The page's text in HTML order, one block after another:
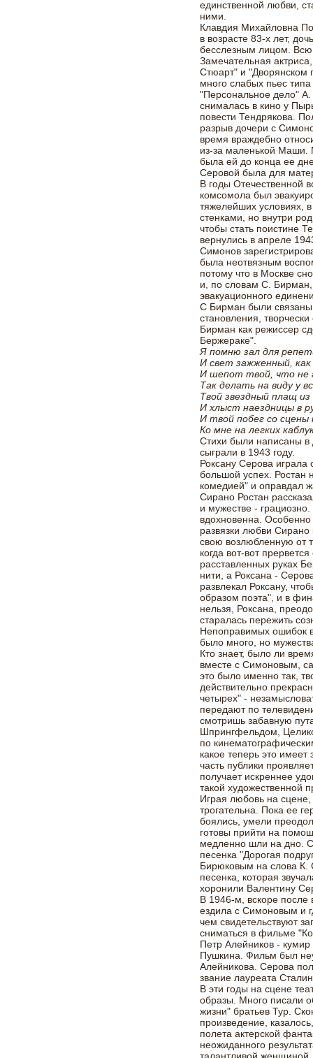
единственной любви,
ними.
Клавдия Михайловна
в возрасте 83-х лет,
бесслезным лицом. Всю
Замечательная
Стюарт" и "Дворянском
много слабых пьес
"Персональное дело"
снималась в кино у
повести Тендрякова.
разрыв дочери с
время враждебно
из-за маленькой Маши.
была ей до конца ее
Серовой была для
В годы Отечественной
комсомола был
тяжелейших условиях,
стенками, но внутри
чтобы стать поистине
вернулись в апреле
Симонов
была неотвязным
потому что в Москве
и, по словам С. Бирман,
эвакуационного
С Бирман были
становления,
Бирман как режиссер
Бержераке".
Я помню зал для
И свет зажженный, как
И шепот твой, что не
Так делать на виду у
Твой звездный плащ
И хлыст наездницы в
И твой побег со сцены
Ко мне на легких
Стихи были написаны
сыграли в 1943 году.
Роксану Серова
большой успех. Ростан
комедией" и оправдал
Сирано Ростан
и мужестве -
вдохновенна. Особенно
развязки любви
свою возлюбленную от
когда вот-вот
расставленных руках
нити, а Роксана -
развлекал Роксану,
образом поэта", и в
нельзя, Роксана,
старалась пережить
Непоправимых ошибок
было много, но
Кто знает, было ли
вместе с Симоновым,
это было именно так,
действительно
четырех" -
передают по
смотришь забавную
Шпрингфельдом,
по
какое теперь это
часть публики
получает искреннее
такой художественной
Играя любовь на
трогательна. Пока ее
боялись, умели
готовы прийти на
медленно шли на дно.
песенка "Дорогая
Бирюковым на слова К.
песенка, которая
хоронили Валентину
В 1946-м, вскоре
ездила с Симоновым и
чем свидетельствуют
сниматься в фильме
Петр Алейников -
Пушкина. Фильм был
Алейникова. Серова
звание лауреата
В эти годы на сцене
образы. Много писали
жизни" братьев Тур.
произведение,
полета актерской
неожиданного